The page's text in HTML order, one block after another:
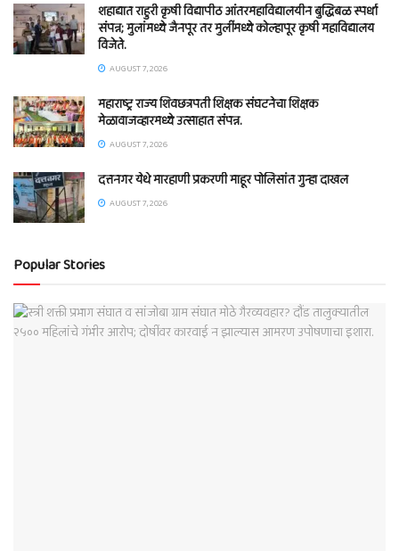
शहाद्यात राहुरी कृषी विद्यापीठ आंतरमहाविद्यालयीन बुद्धिबळ स्पर्धा
संपन्न; मुलांमध्ये जैनपूर तर मुलींमध्ये कोल्हापूर कृषी महाविद्यालय
विजेते.
AUGUST 7, 2026
महाराष्ट्र राज्य शिवछत्रपती शिक्षक संघटनेचा शिक्षक
मेळावाजव्हारमध्ये उत्साहात संपन्न.
AUGUST 7, 2026
दत्तनगर येथे मारहाणी प्रकरणी माहूर पोलिसांत गुन्हा दाखल
AUGUST 7, 2026
Popular Stories